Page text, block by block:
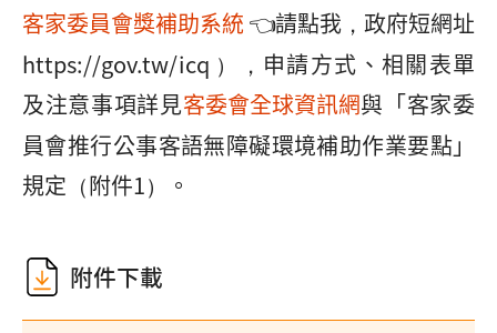
客家委員會獎補助系統 👈請點我，政府短網址
https://gov.tw/icq ），申請方式、相關表單
及注意事項詳見客委會全球資訊網與「客家委
員會推行公事客語無障礙環境補助作業要點」
規定（附件1）。
附件下載